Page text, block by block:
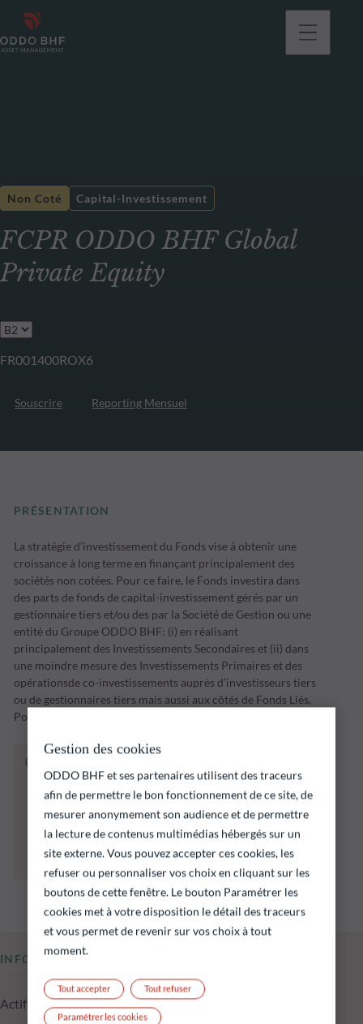
FCPR ODDO BHF Global
Private Equity
Non Coté Capital-Investissement
FR001400ROX6
Souscrire Reporting Mensuel
PRÉSENTATION
La stratégie d’investissement du Fonds vise à obtenir une
croissance à long terme en finançant principalement des
sociétés non cotées. Pour ce faire, le Fonds investira dans
des parts de fonds de capital-investissement gérés par un
gestionnaire tiers et/ou des par la Société de Gestion ou une
entité du Groupe ODDO BHF: (i) en réalisant
principalement des Investissements Secondaires et (ii) dans
une moindre mesure des Investissements Primaires et des
opérationsde co-investissements auprès d’investisseurs tiers
ou de gestionnaires tiers mais aussi aux côtés de Fonds Liés,
Portefeuilles Gérés et Entreprises Liés.
risque de perte en capital.
Il est rappelé que les performances passées ne
préjugent pas des performances futures et ne
sont pas constantes dans le temps.
L’atteinte des objectifs d’investissement ne
peut être garantie.
INFORMATIONS CLÉS
Actif net du fonds au 15.07.2026
Gestion des cookies
ODDO BHF et ses partenaires utilisent des traceurs
afin de permettre le bon fonctionnement de ce site, de
mesurer anonymement son audience et de permettre
la lecture de contenus multimédias hébergés sur un
site externe. Vous pouvez accepter ces cookies, les
refuser ou personnaliser vos choix en cliquant sur les
boutons de cette fenêtre. Le bouton Paramétrer les
cookies met à votre disposition le détail des traceurs
et vous permet de revenir sur vos choix à tout
moment.
Tout refuser
Tout accepter
Paramétrer les cookies